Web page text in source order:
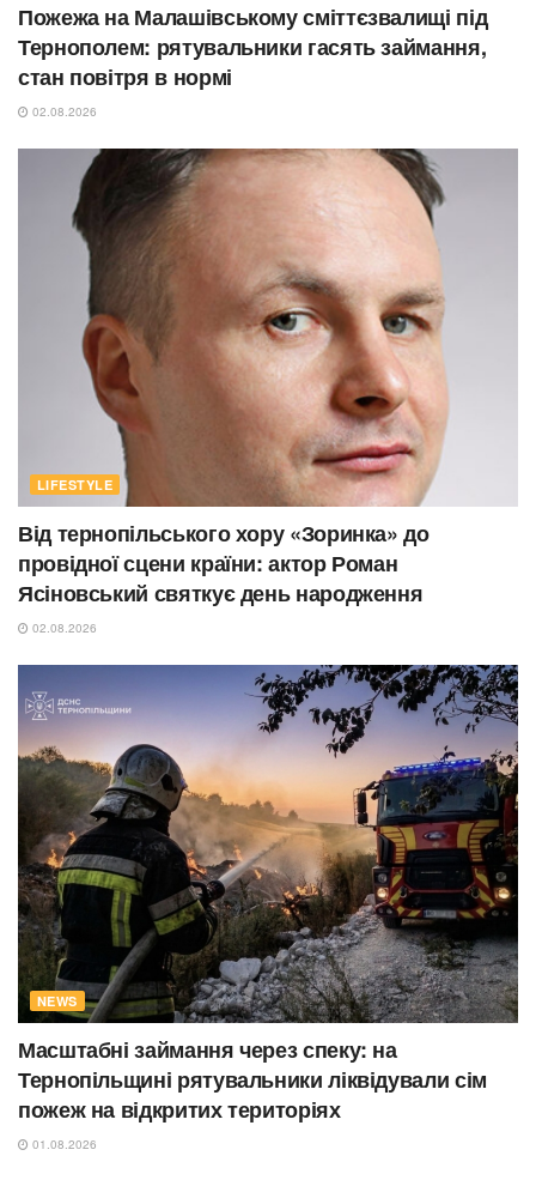
Пожежа на Малашівському сміттєзвалищі під
Тернополем: рятувальники гасять займання,
стан повітря в нормі
02.08.2026
LIFESTYLE
Від тернопільського хору «Зоринка» до
провідної сцени країни: актор Роман
Ясіновський святкує день народження
02.08.2026
NEWS
Масштабні займання через спеку: на
Тернопільщині рятувальники ліквідували сім
пожеж на відкритих територіях
01.08.2026